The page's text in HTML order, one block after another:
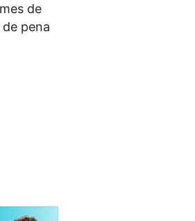
de
pena